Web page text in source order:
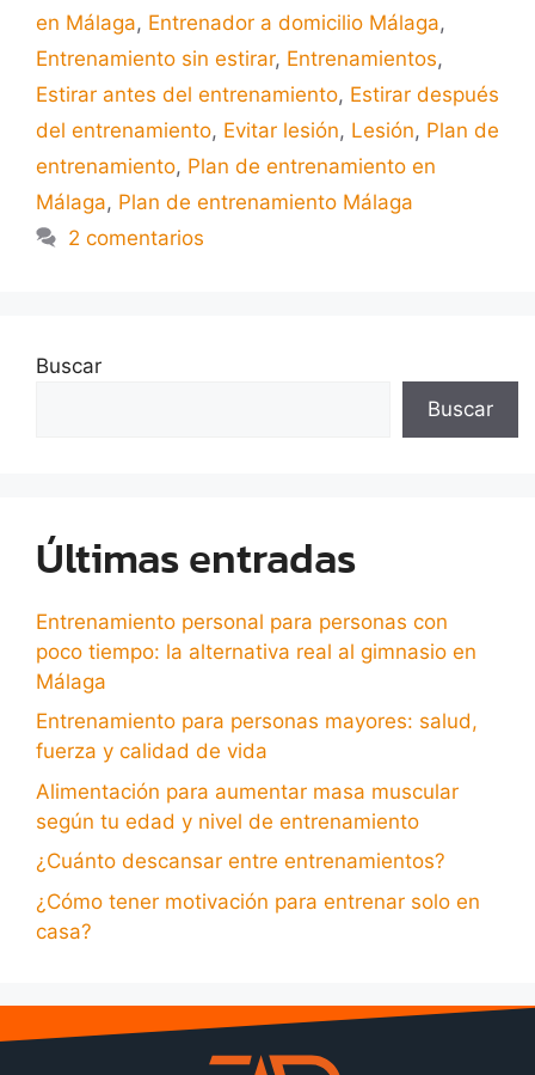
en Málaga, Entrenador a domicilio Málaga,
Entrenamiento sin estirar, Entrenamientos,
Estirar antes del entrenamiento, Estirar después
del entrenamiento, Evitar lesión, Lesión, Plan de
entrenamiento, Plan de entrenamiento en
Málaga, Plan de entrenamiento Málaga
2 comentarios
Buscar
Buscar
Últimas entradas
Entrenamiento personal para personas con
poco tiempo: la alternativa real al gimnasio en
Málaga
Entrenamiento para personas mayores: salud,
fuerza y calidad de vida
Alimentación para aumentar masa muscular
según tu edad y nivel de entrenamiento
¿Cuánto descansar entre entrenamientos?
¿Cómo tener motivación para entrenar solo en
casa?